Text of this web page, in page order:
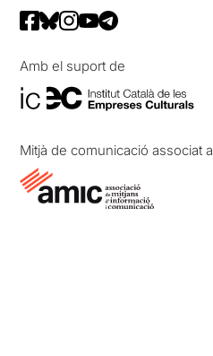
Amb el suport de
Mitjà de comunicació associat a